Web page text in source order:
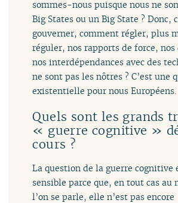
sommes-nous puisque nous ne
Big States ou un Big State ? Donc,
gouverner, comment régler, plus
réguler, nos rapports de force, nos
nos interdépendances avec des
ne sont pas les nôtres ? C’est une
existentielle pour nous Européens.
Quels sont les grands
« guerre cognitive »
cours ?
La question de la guerre cognitive
sensible parce que, en tout cas au
l’on se parle, elle n’est pas encore